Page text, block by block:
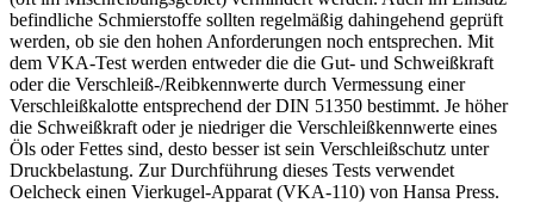
befindliche Schmierstoffe sollten regelmäßig dahingehend geprüft
werden, ob sie den hohen Anforderungen noch entsprechen. Mit
dem VKA-Test werden entweder die die Gut- und Schweißkraft
oder die Verschleiß-/Reibkennwerte durch Vermessung einer
Verschleißkalotte entsprechend der DIN 51350 bestimmt. Je höher
die Schweißkraft oder je niedriger die Verschleißkennwerte eines
Öls oder Fettes sind, desto besser ist sein Verschleißschutz unter
Druckbelastung. Zur Durchführung dieses Tests verwendet
Oelcheck einen Vierkugel-Apparat (VKA-110) von Hansa Press.